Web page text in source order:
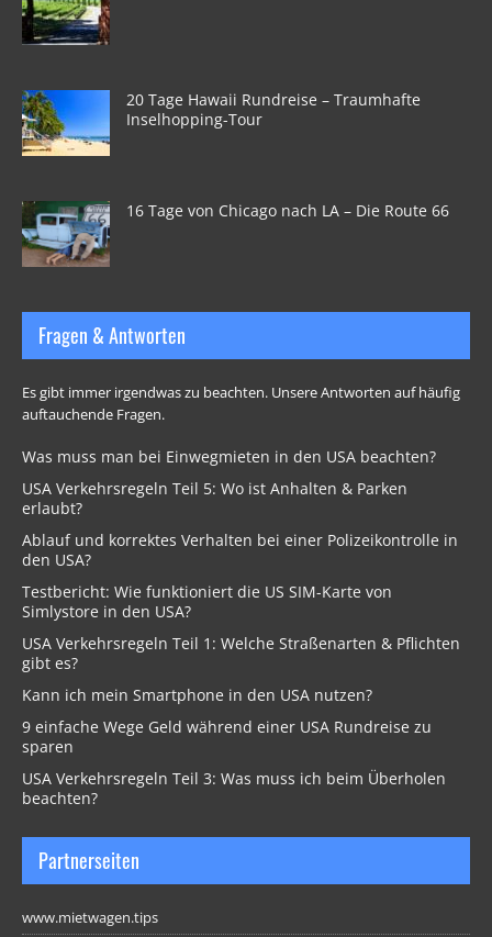
20 Tage Hawaii Rundreise – Traumhafte
Inselhopping-Tour
16 Tage von Chicago nach LA – Die Route 66
Fragen & Antworten
Es gibt immer irgendwas zu beachten. Unsere Antworten auf häufig
auftauchende Fragen.
Was muss man bei Einwegmieten in den USA beachten?
USA Verkehrsregeln Teil 5: Wo ist Anhalten & Parken
erlaubt?
Ablauf und korrektes Verhalten bei einer Polizeikontrolle in
den USA?
Testbericht: Wie funktioniert die US SIM-Karte von
Simlystore in den USA?
USA Verkehrsregeln Teil 1: Welche Straßenarten & Pflichten
gibt es?
Kann ich mein Smartphone in den USA nutzen?
9 einfache Wege Geld während einer USA Rundreise zu
sparen
USA Verkehrsregeln Teil 3: Was muss ich beim Überholen
beachten?
Partnerseiten
www.mietwagen.tips